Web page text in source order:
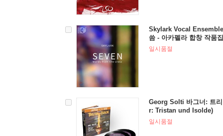
Skylark Vocal
씀 - 아카펠라 합창 작품
The Cross)
일시품절
Georg Solti 바그너: 트
r: Tristan und Isolde)
일시품절